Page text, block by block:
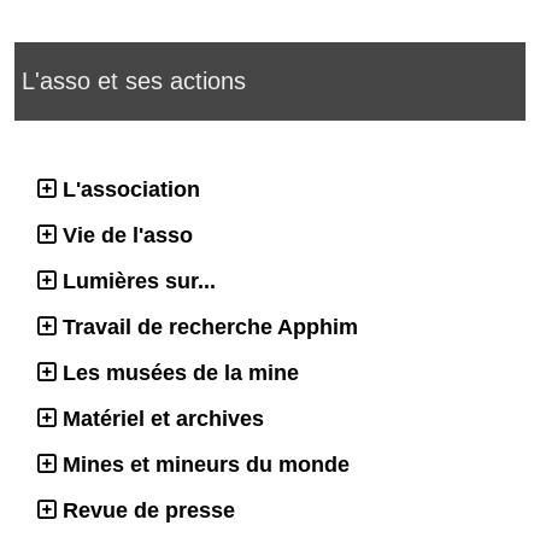
L'asso et ses actions
L'association
Vie de l'asso
Lumières sur...
Travail de recherche Apphim
Les musées de la mine
Matériel et archives
Mines et mineurs du monde
Revue de presse